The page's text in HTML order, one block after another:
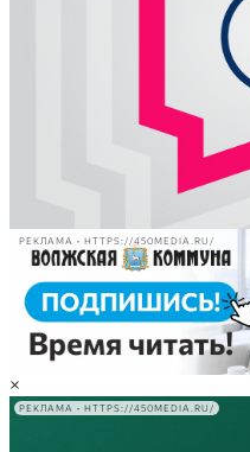
РЕКЛАМА • HTTPS://450MEDIA.RU/
×
РЕКЛАМА • HTTPS://450MEDIA.RU/